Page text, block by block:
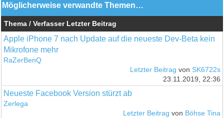
Möglicherweise verwandte Themen…
Thema / Verfasser Letzter Beitrag
Apple iPhone 7 nach Update auf die neueste Dev-Beta kein
Mikrofone mehr
RaZerBenQ
Letzter Beitrag von SK6722s
23.11.2019, 22:36
Neueste Facebook Version stürzt ab
Zerlega
Letzter Beitrag von Böhse Tina